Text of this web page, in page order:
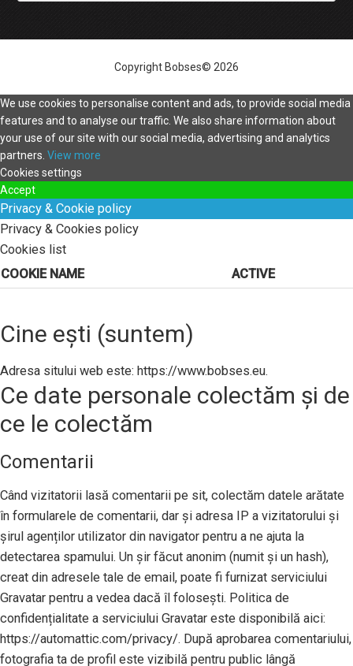
Copyright Bobses© 2026
We use cookies to personalise content and ads, to provide social media
features and to analyse our traffic. We also share information about
your use of our site with our social media, advertising and analytics
partners. View more
Cookies settings
Accept
Privacy & Cookie policy
Privacy & Cookies policy
Cookies list
COOKIE NAME
ACTIVE
Cine ești (suntem)
Adresa sitului web este: https://www.bobses.eu.
Ce date personale colectăm și de
ce le colectăm
Comentarii
Când vizitatorii lasă comentarii pe sit, colectăm datele arătate
în formularele de comentarii, dar și adresa IP a vizitatorului și
șirul agenților utilizator din navigator pentru a ne ajuta la
detectarea spamului. Un șir făcut anonim (numit și un hash),
creat din adresele tale de email, poate fi furnizat serviciului
Gravatar pentru a vedea dacă îl folosești. Politica de
confidențialitate a serviciului Gravatar este disponibilă aici:
https://automattic.com/privacy/. După aprobarea comentariului,
fotografia ta de profil este vizibilă pentru public lângă